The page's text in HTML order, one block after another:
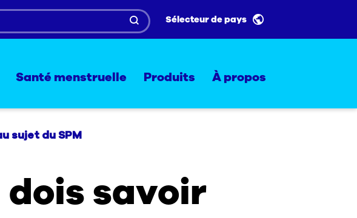
Sélecteur de pays
Santé menstruelle Produits À propos
sujet du SPM
dois savoir